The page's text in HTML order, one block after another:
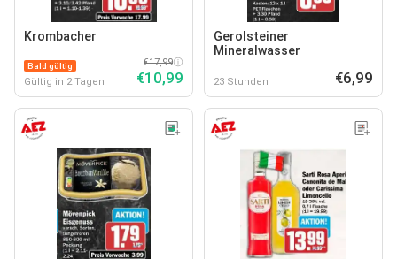
Krombacher
Bald gültig
Gültig in 2 Tagen
€17,99
€10,99
Gerolsteiner
Mineralwasser
23 Stunden €6,99